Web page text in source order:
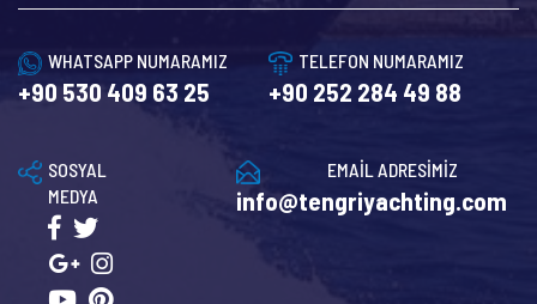
WHATSAPP NUMARAMIZ
+90 530 409 63 25
TELEFON NUMARAMIZ
+90 252 284 49 88
EMAİL ADRESİMİZ
info@tengriyachting.com
SOSYAL
MEDYA